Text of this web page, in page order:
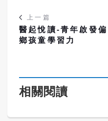
上一篇
醫起悅讀-青年啟發偏
鄉孩童學習力
相關閱讀